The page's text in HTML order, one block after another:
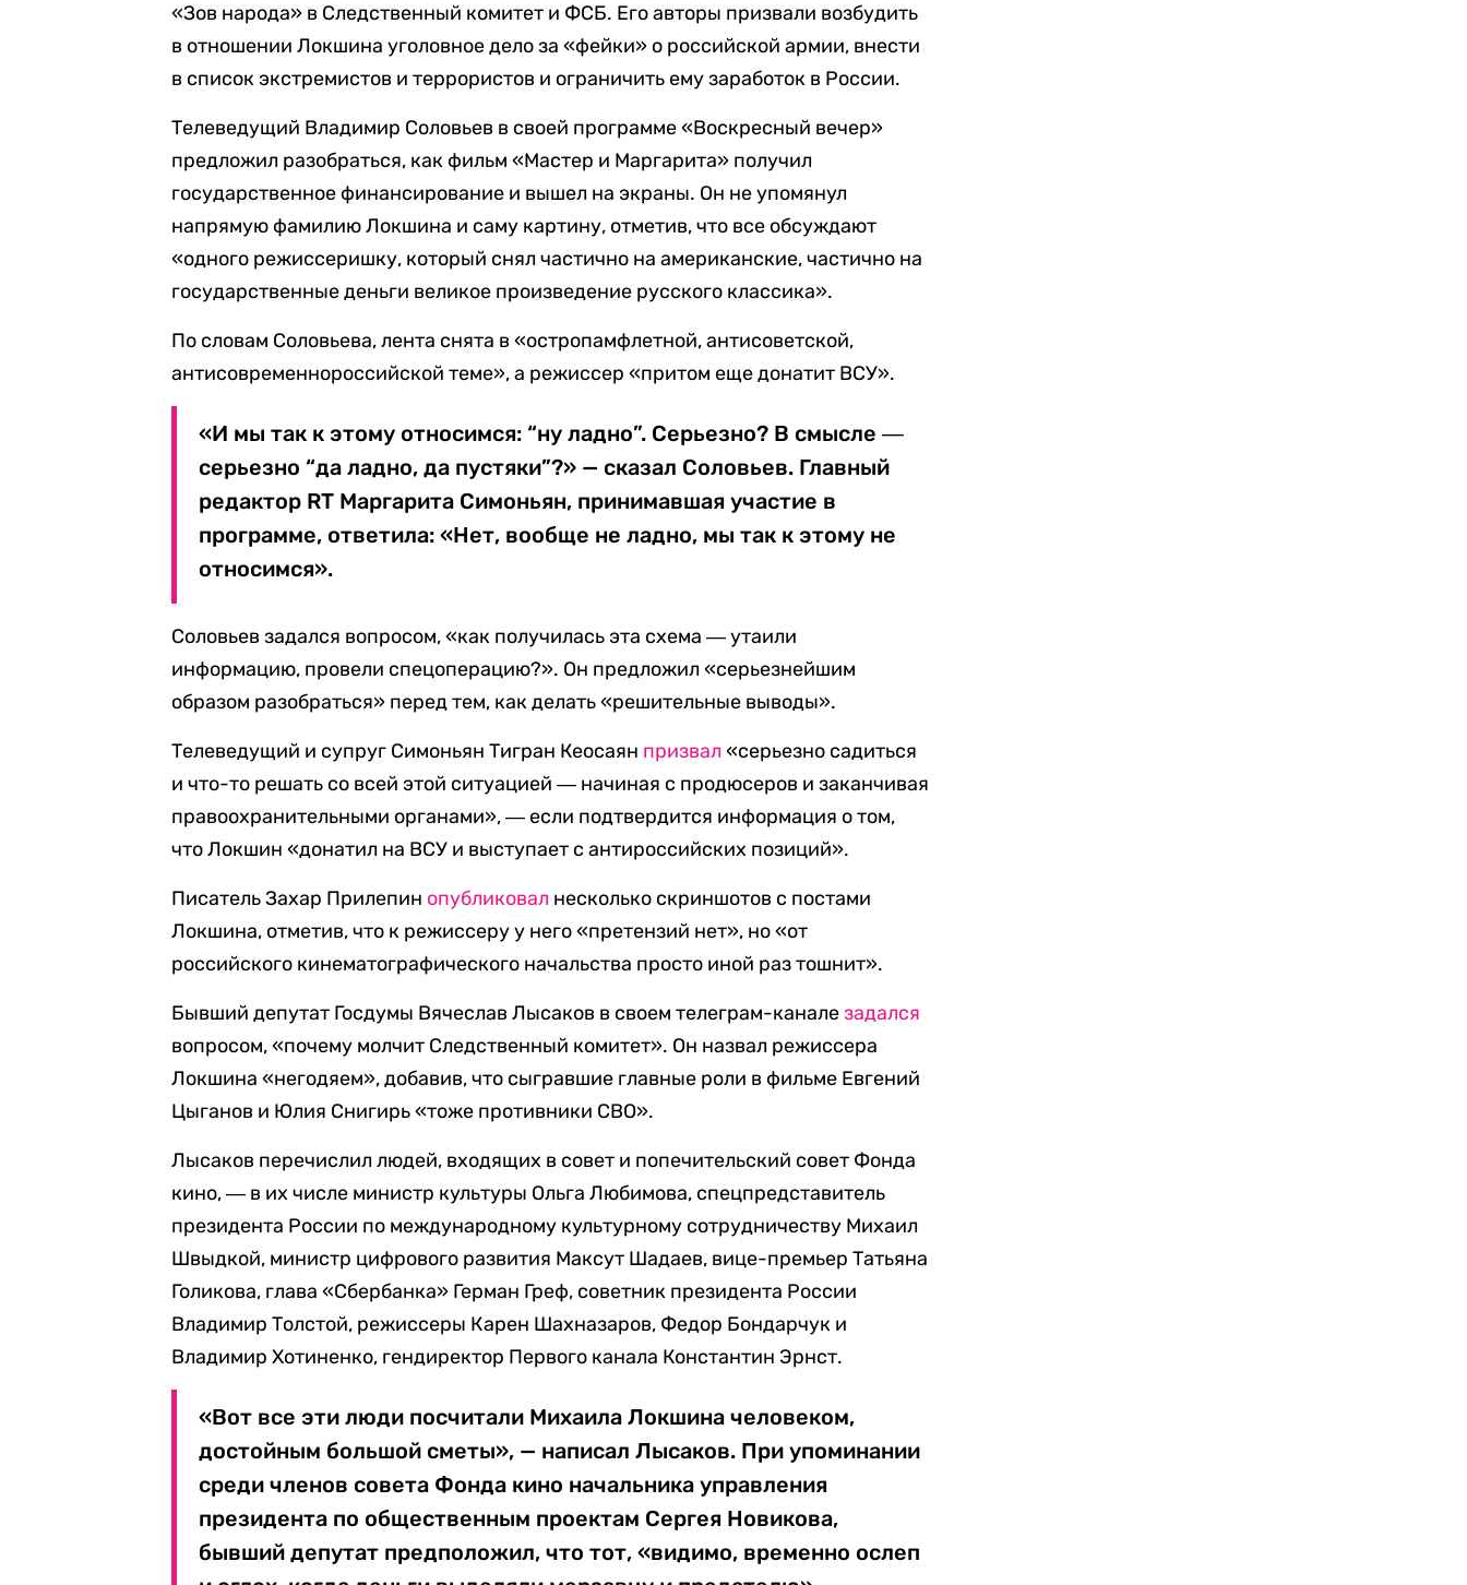
«Зов народа» в Следственный комитет и ФСБ. Его авторы призвали возбудить
в отношении Локшина уголовное дело за «фейки» о российской армии, внести
в список экстремистов и террористов и ограничить ему заработок в России.
Телеведущий Владимир Соловьев в своей программе «Воскресный вечер»
предложил разобраться, как фильм «Мастер и Маргарита» получил
государственное финансирование и вышел на экраны. Он не упомянул
напрямую фамилию Локшина и саму картину, отметив, что все обсуждают
«одного режиссеришку, который снял частично на американские, частично на
государственные деньги великое произведение русского классика».
По словам Соловьева, лента снята в «остропамфлетной, антисоветской,
антисовременнороссийской теме», а режиссер «притом еще донатит ВСУ».
«И мы так к этому относимся: “ну ладно”. Серьезно? В смысле ―
серьезно “да ладно, да пустяки”?» — сказал Соловьев. Главный
редактор RT Маргарита Симоньян, принимавшая участие в
программе, ответила: «Нет, вообще не ладно, мы так к этому не
относимся».
Соловьев задался вопросом, «как получилась эта схема ― утаили
информацию, провели спецоперацию?». Он предложил «серьезнейшим
образом разобраться» перед тем, как делать «решительные выводы».
Телеведущий и супруг Симоньян Тигран Кеосаян призвал «серьезно садиться
и что-то решать со всей этой ситуацией ― начиная с продюсеров и заканчивая
правоохранительными органами», ― если подтвердится информация о том,
что Локшин «донатил на ВСУ и выступает с антироссийских позиций».
Писатель Захар Прилепин опубликовал несколько скриншотов с постами
Локшина, отметив, что к режиссеру у него «претензий нет», но «от
российского кинематографического начальства просто иной раз тошнит».
Бывший депутат Госдумы Вячеслав Лысаков в своем телеграм-каналезадался
вопросом, «почему молчит Следственный комитет». Он назвал режиссера
Локшина «негодяем», добавив, что сыгравшие главные роли в фильме Евгений
Цыганов и Юлия Снигирь «тоже противники СВО».
Лысаков перечислил людей, входящих в совет и попечительский совет Фонда
кино, ― в их числе министр культуры Ольга Любимова, спецпредставитель
президента России по международному культурному сотрудничеству Михаил
Швыдкой, министр цифрового развития Максут Шадаев, вице-премьер Татьяна
Голикова, глава «Сбербанка» Герман Греф, советник президента России
Владимир Толстой, режиссеры Карен Шахназаров, Федор Бондарчук и
Владимир Хотиненко, гендиректор Первого канала Константин Эрнст.
«Вот все эти люди посчитали Михаила Локшина человеком,
достойным большой сметы», — написал Лысаков. При упоминании
среди членов совета Фонда кино начальника управления
президента по общественным проектам Сергея Новикова,
бывший депутат предположил, что тот, «видимо, временно ослеп